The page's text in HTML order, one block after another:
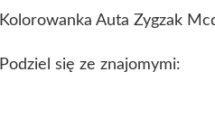
Kolorowanka Auta Zygzak
Podziel się ze znajomymi: